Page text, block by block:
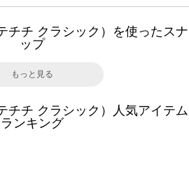
チチ クラシック）を使ったスナ
ップ
もっと見る
チチ クラシック）人気アイテム
ランキング